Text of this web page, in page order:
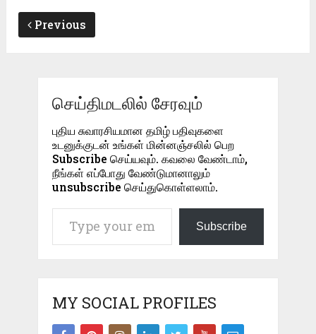
Previous
செய்திமடலில் சேரவும்
புதிய சுவாரசியமான தமிழ் பதிவுகளை
உடனுக்குடன் உங்கள் மின்னஞ்சலில் பெற
Subscribe செய்யவும். கவலை வேண்டாம்,
நீங்கள் எப்போது வேண்டுமானாலும்
unsubscribe செய்துகொள்ளலாம்.
Type your email…
Subscribe
MY SOCIAL PROFILES